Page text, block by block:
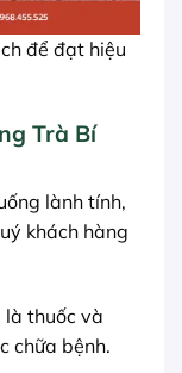
để đạt hiệu
Trà Bí
lành tính,
khách hàng
là thuốc và
chữa bệnh.